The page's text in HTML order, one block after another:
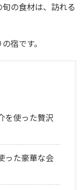
の食材は、訪れる
宿です。
を使った贅沢
った豪華な会